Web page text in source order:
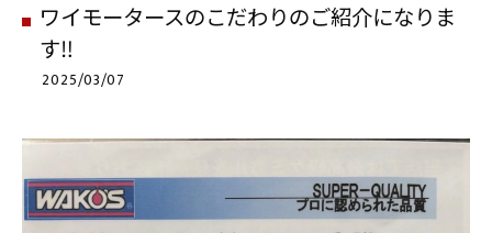
ワイモータースのこだわりのご紹介になりま
す‼️
2025/03/07